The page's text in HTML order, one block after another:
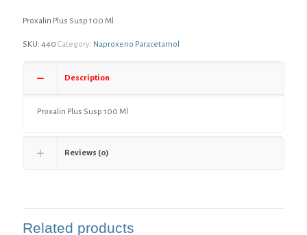
Proxalin Plus Susp 100 Ml
SKU: 440 Category: Naproxeno Paracetamol
Description
Proxalin Plus Susp 100 Ml
Reviews (0)
Related products